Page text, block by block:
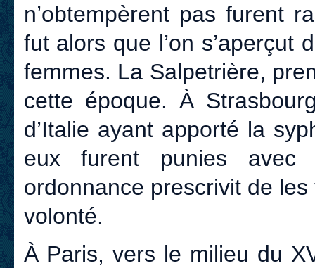
n’obtempèrent pas furent
fut alors que l’on s’aperçut
femmes. La Salpetrière,
cette époque. À
d’Italie ayant apporté la
eux furent punies avec
ordonnance prescrivit de
volonté.
À Paris, vers le milieu du